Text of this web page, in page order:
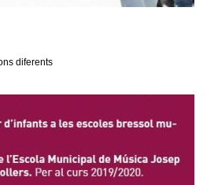
diferents